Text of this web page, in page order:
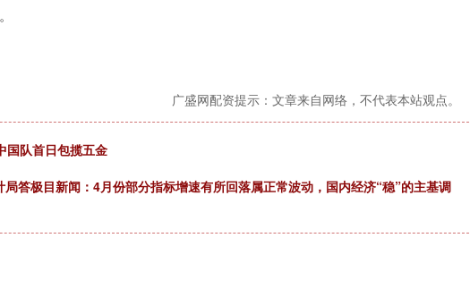
广盛网配资提示：文章来自网络，不代表本站观点。
国队首日包揽五金
答极目新闻：4月份部分指标增速有所回落属正常波动，国内经济“稳”的主基调